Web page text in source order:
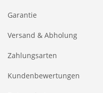
Garantie
Versand & Abholung
Zahlungsarten
Kundenbewertungen